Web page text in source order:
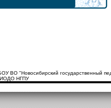
ВО "Новосибирский государственный
ИОДО НГПУ